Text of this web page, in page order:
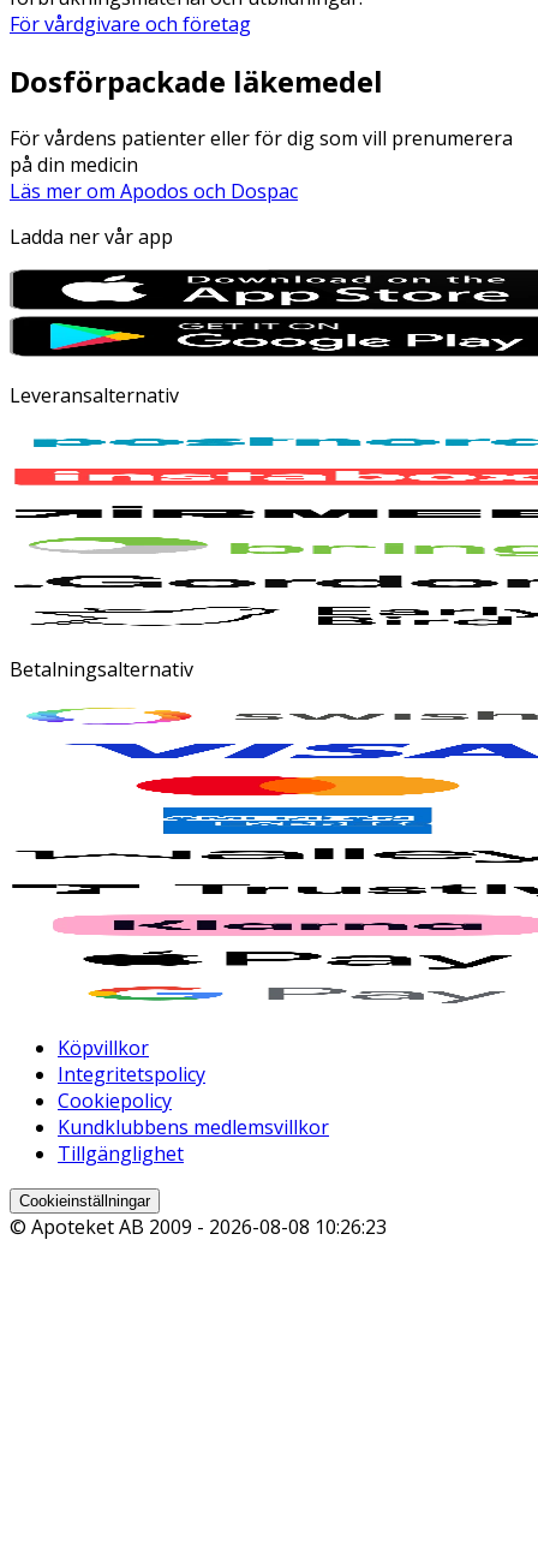
För vårdgivare och företag
Dosförpackade läkemedel
För vårdens patienter eller för dig som vill prenumerera
på din medicin
Läs mer om Apodos och Dospac
Ladda ner vår app
Leveransalternativ
Betalningsalternativ
Köpvillkor
Integritetspolicy
Cookiepolicy
Kundklubbens medlemsvillkor
Tillgänglighet
Cookieinställningar
© Apoteket AB 2009 - 2026-08-08 10:26:23